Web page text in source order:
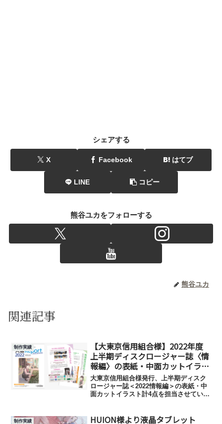
シェアする
X Facebook はてブ
LINE コピー
熊谷ユカをフォローする
熊谷ユカ
関連記事
制作実績
【大東京信用組合様】2022年度
上半期ディスクロージャー誌〈情
報編〉の表紙・中面カットイラス
トを制作【企業様】
大東京信用組合様発行、上半期ディスク
ロージャー誌＜2022情報編＞の表紙・中
面カットイラスト計4点を担当させていた
大東京信用組合について｜大東京信用組
制作実績
HUION様より液晶タブレット